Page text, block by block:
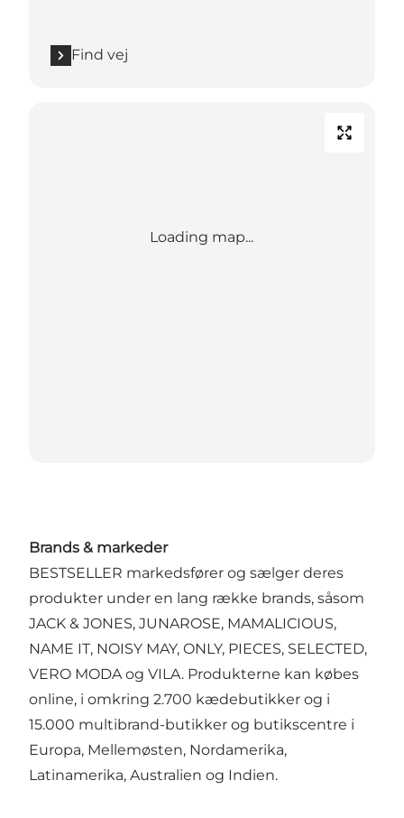
Find vej
Loading map...
Brands & markeder
BESTSELLER markedsfører og sælger deres
produkter under en lang række brands, såsom
JACK & JONES, JUNAROSE, MAMALICIOUS,
NAME IT, NOISY MAY, ONLY, PIECES, SELECTED,
VERO MODA og VILA. Produkterne kan købes
online, i omkring 2.700 kædebutikker og i
15.000 multibrand-butikker og butikscentre i
Europa, Mellemøsten, Nordamerika,
Latinamerika, Australien og Indien.